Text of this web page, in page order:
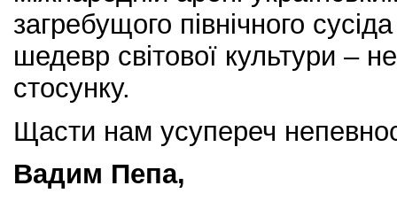
загребущого північного
шедевр світової культури –
стосунку.
Щасти нам усупереч
Вадим Пепа,